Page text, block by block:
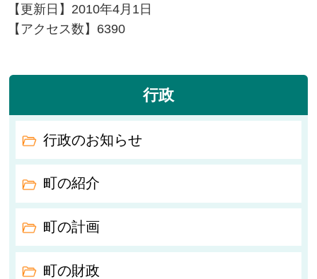
【更新日】 2010年4月1日
【アクセス数】 6390
行政
行政のお知らせ
町の紹介
町の計画
町の財政